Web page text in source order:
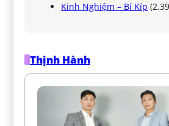
Kinh Nghiệm – Bí Kíp
Thịnh Hành